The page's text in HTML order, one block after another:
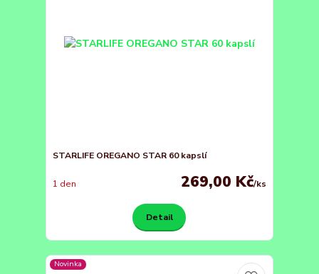
STARLIFE OREGANO STAR 60 kapslí
269,00 Kč/ks
1 den
Detail
Novinka